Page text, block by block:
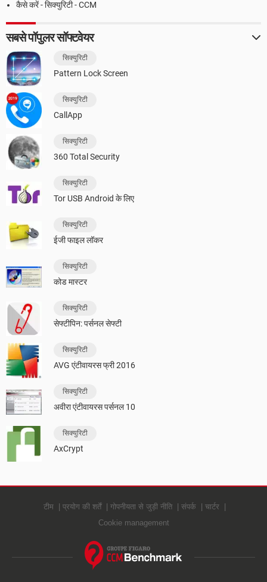
कैसे करें - सिक्युरिटी - CCM
सबसे पॉपुलर सॉफ्टवेयर
सिक्युरिटी
Pattern Lock Screen
सिक्युरिटी
CallApp
सिक्युरिटी
360 Total Security
सिक्युरिटी
Tor USB Android के लिए
सिक्युरिटी
ईजी फाइल लॉकर
सिक्युरिटी
कोड मास्टर
सिक्युरिटी
सेफ्टीपिन: पर्सनल सेफ्टी
सिक्युरिटी
AVG एंटीवायरस फ्री 2016
सिक्युरिटी
अवीरा एंटीवायरस पर्सनल 10
सिक्युरिटी
AxCrypt
टीम प्रयोग की शर्तें गोपनीयता से जुड़ी नीति संपर्क
चार्टर
Cookie management